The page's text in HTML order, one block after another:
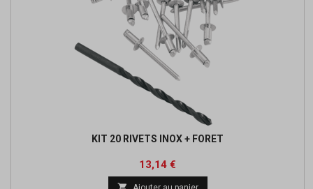
KIT 20 RIVETS INOX + FORET
Prix
13,14 €